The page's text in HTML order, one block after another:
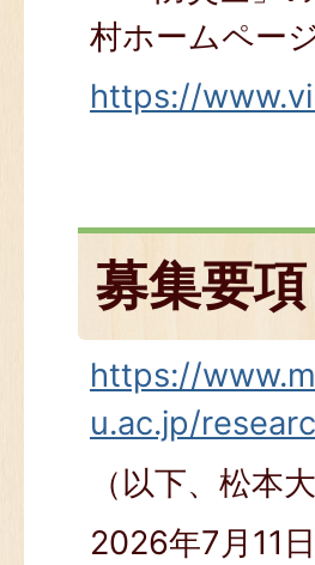
村ホームページ
https://
募集要項
https://
u.ac.jp/
（以下、松本
2026年7月11